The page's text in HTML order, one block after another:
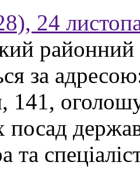
24
за
141,
посад
та